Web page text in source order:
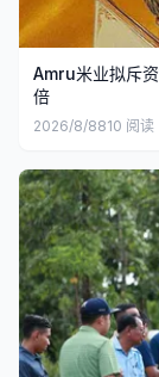
Amru米业拟斥
倍
2026/8/8810 阅读